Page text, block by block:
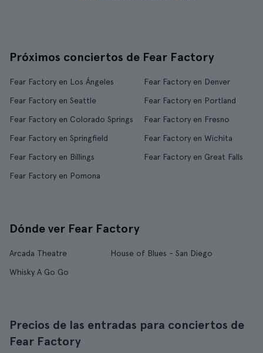
Próximos conciertos de Fear Factory
Fear Factory en Los Ángeles
Fear Factory en Denver
Fear Factory en Seattle
Fear Factory en Portland
Fear Factory en Colorado Springs
Fear Factory en Fresno
Fear Factory en Springfield
Fear Factory en Wichita
Fear Factory en Billings
Fear Factory en Great Falls
Fear Factory en Pomona
Dónde ver Fear Factory
Arcada Theatre
House of Blues - San Diego
Whisky A Go Go
Precios de las entradas para conciertos de
Fear Factory